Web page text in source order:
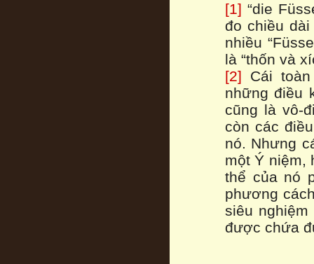
[1] “die
đo chiều
nhiều
là “thốn và
[2] Cái
những điều
cũng là vô-
còn các
nó. Nhưng
một Ý niệm,
thể của nó
phương
siêu
được chứa